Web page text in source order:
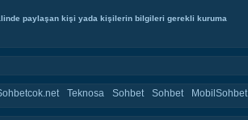
paylaşan kişi yada kişilerin bilgileri gerekli kuruma
Teknosa Sohbet Sohbet MobilSohbet